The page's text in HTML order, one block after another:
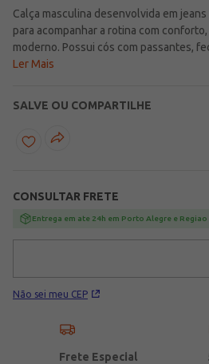
Calça masculina desenvolvida em
para acompanhar a rotina com
moderno. Possui cós com passantes,
e botão de casa, acabamentos simples
Seu caimento ajustado valoriza a
tornando a peça uma ótima escolha
casuais com estilo e personalidade.
Ler Mais
SALVE OU COMPARTILHE
CONSULTAR FRETE
Entrega em ate 24h em Porto Alegre e
Não sei meu CEP
Frete Especial